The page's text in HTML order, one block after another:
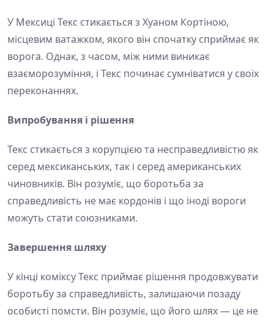
У Мексиці Текс стикається з Хуаном Кортіною,
місцевим ватажком, якого він спочатку сприймає як
ворога. Однак, з часом, між ними виникає
взаєморозуміння, і Текс починає сумніватися у своїх
переконаннях.
Випробування і рішення
Текс стикається з корупцією та несправедливістю як
серед мексиканських, так і серед американських
чиновників. Він розуміє, що боротьба за
справедливість не має кордонів і що іноді вороги
можуть стати союзниками.
Завершення шляху
У кінці коміксу Текс приймає рішення продовжувати
боротьбу за справедливість, залишаючи позаду
особисті помсти. Він розуміє, що його шлях — це не